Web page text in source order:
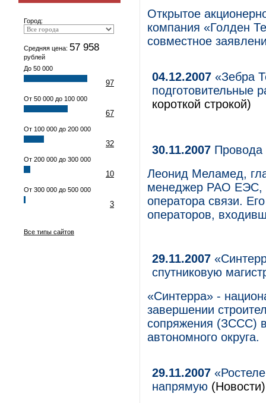
Город:
Средняя цена: 57 958
рублей
До 50 000
97
От 50 000 до 100 000
67
От 100 000 до 200 000
32
От 200 000 до 300 000
10
От 300 000 до 500 000
3
Все типы сайтов
Открытое
компания «Голден
совместное
04.12.2007 «Зебра
подготовительные
короткой строкой)
30.11.2007
Леонид Меламед,
менеджер РАО ЕЭС,
оператора связи.
операторов,
29.11.2007
спутниковую
«Синтерра» -
завершении
сопряжения (ЗССС)
автономного округа.
29.11.2007
напрямую (Новости)